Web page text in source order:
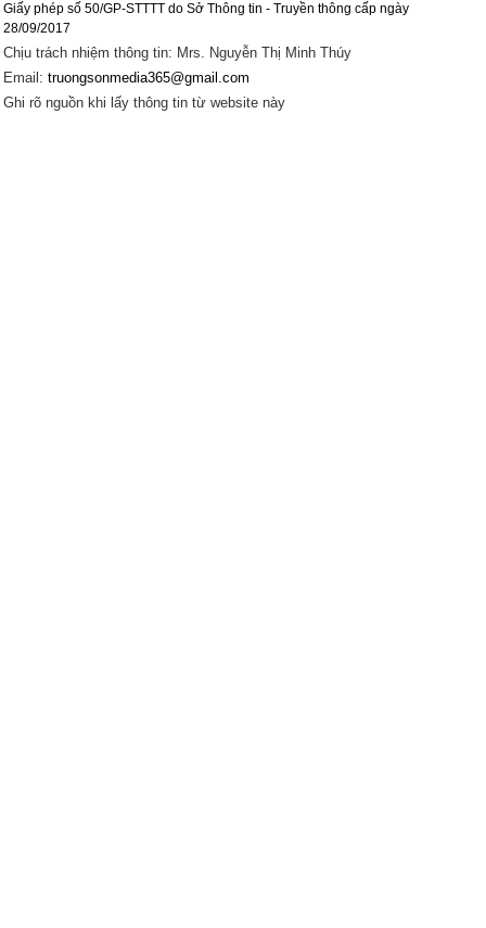
Giấy phép số 50/GP-STTTT do Sở Thông tin - Truyền thông cấp ngày
28/09/2017
Chịu trách nhiệm thông tin: Mrs. Nguyễn Thị Minh Thúy
Email: truongsonmedia365@gmail.com
Ghi rõ nguồn khi lấy thông tin từ website này